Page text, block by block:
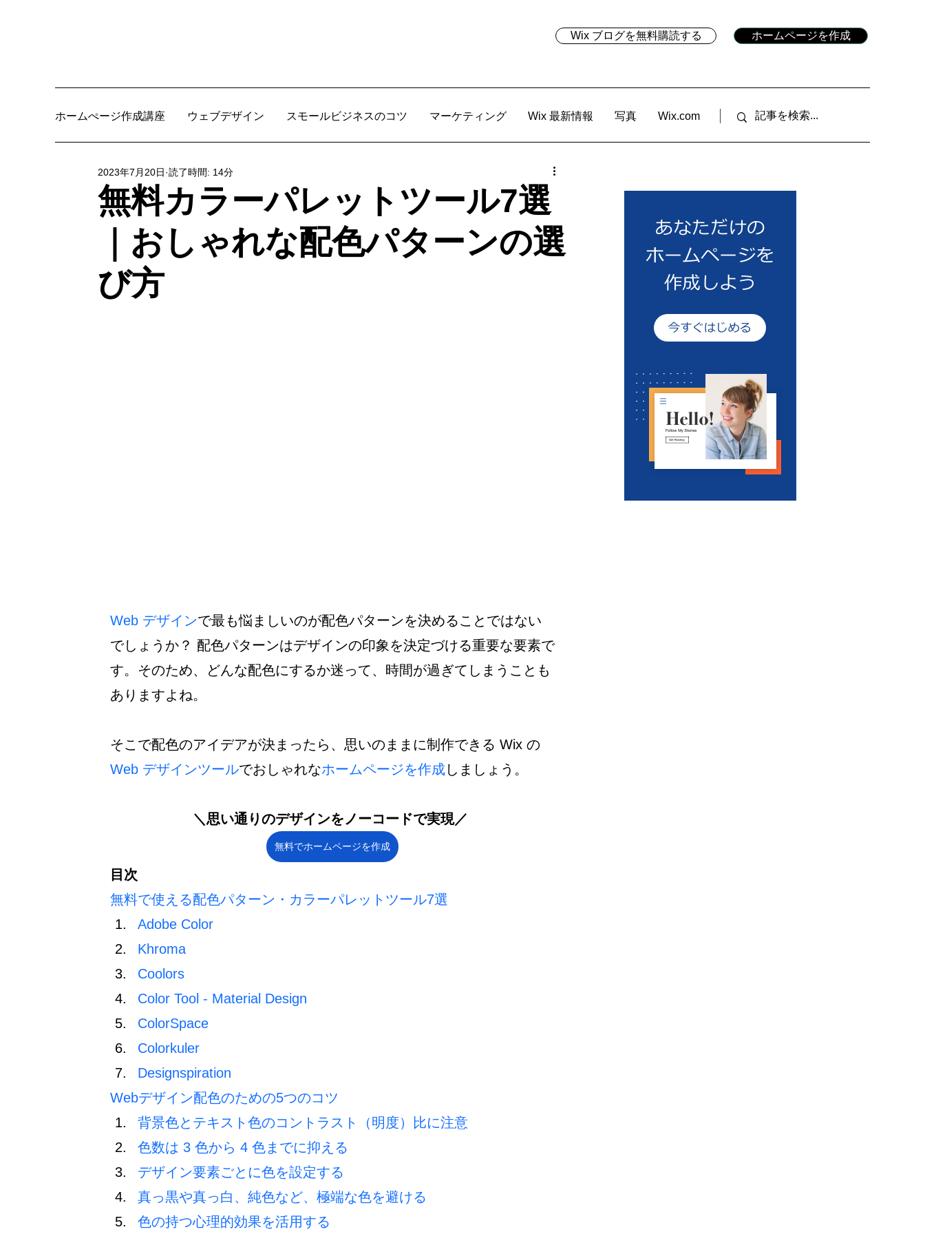
Wix ブログを無料購読する ホームページを作成
ホームぺージ作成講座 ウェブデザイン スモールビジネスのコツ マーケティング Wix 最新情報 写真 Wix.com
無料カラーパレットツール7選
｜おしゃれな配色パターンの選
び方
2023年7月20日 読了時間: 14分
Web デザインで最も悩ましいのが配色パターンを決めることではない
でしょうか？ 配色パターンはデザインの印象を決定づける重要な要素で
す。そのため、どんな配色にするか迷って、時間が過ぎてしまうことも
ありますよね。
そこで配色のアイデアが決まったら、思いのままに制作できる Wix の
Web デザインツールでおしゃれなホームページを作成しましょう。
＼思い通りのデザインをノーコードで実現／
無料でホームページを作成
目次
無料で使える配色パターン・カラーパレットツール7選
Adobe Color
Khroma
Coolors
Color Tool - Material Design
ColorSpace
Colorkuler
Designspiration
Webデザイン配色のための5つのコツ
背景色とテキスト色のコントラスト（明度）比に注意
色数は 3 色から 4 色までに抑える
デザイン要素ごとに色を設定する
真っ黒や真っ白、純色など、極端な色を避ける
色の持つ心理的効果を活用する